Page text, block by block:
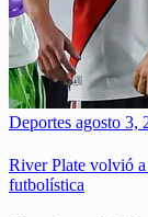
Deportes agosto 3,
River Plate volvió
futbolística